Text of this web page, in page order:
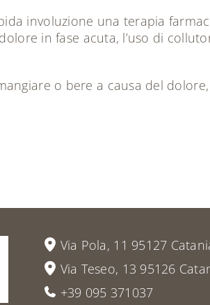
involuzione una terapia
in fase acuta, l’uso di
o bere a causa del
Via Pola, 11 95127
Via Teseo, 13 95126
+39 095 371037